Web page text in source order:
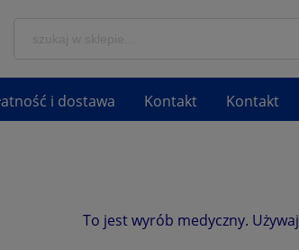
i dostawa Kontakt Kontakt
To jest wyrób medyczny.